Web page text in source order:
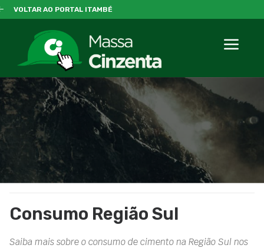
VOLTAR AO PORTAL ITAMBÉ
Consumo Região Sul
Saiba mais sobre o consumo de cimento na Região Sul nos